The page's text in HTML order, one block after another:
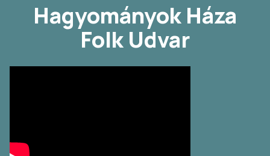
Hagyományok Háza
Folk Udvar